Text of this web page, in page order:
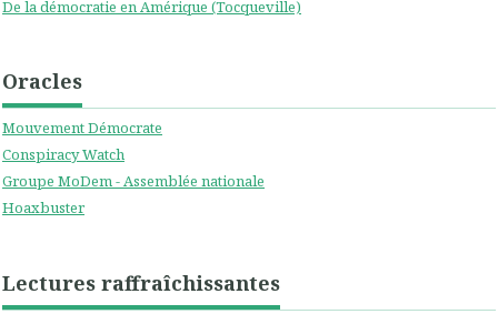
De la démocratie en Amérique (Tocqueville)
Oracles
Mouvement Démocrate
Conspiracy Watch
Groupe MoDem - Assemblée nationale
Hoaxbuster
Lectures raffraîchissantes